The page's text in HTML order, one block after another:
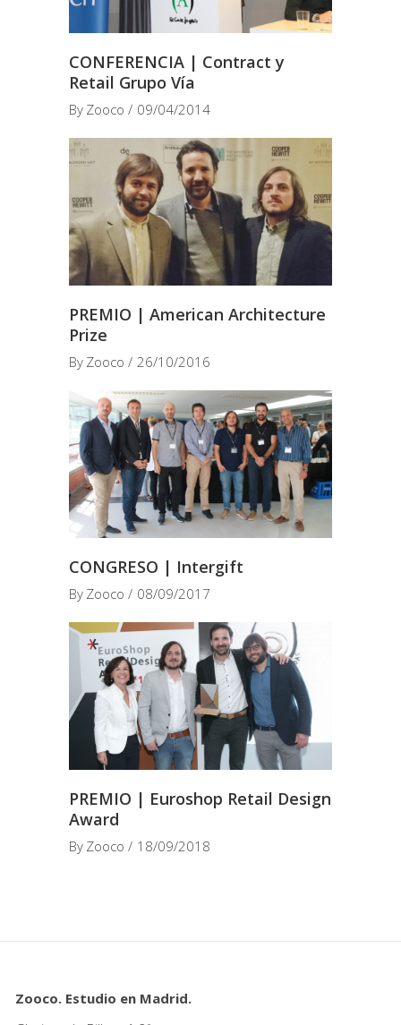
CONFERENCIA | Contract y
Retail Grupo Vía
By Zooco 09/04/2014
PREMIO | American Architecture
Prize
By Zooco 26/10/2016
CONGRESO | Intergift
By Zooco 08/09/2017
PREMIO | Euroshop Retail Design
Award
By Zooco 18/09/2018
Zooco. Estudio en Madrid.